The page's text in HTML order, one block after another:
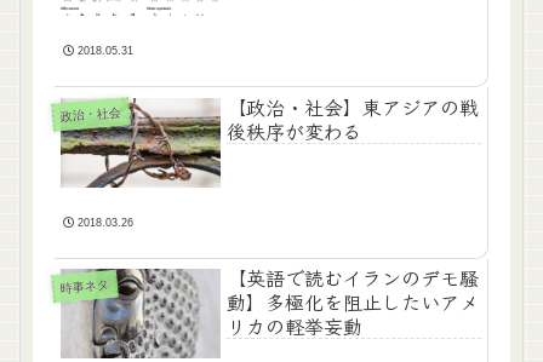
2018.05.31
政治・社会
【政治・社会】東アジアの戦
後秩序が変わる
2018.03.26
時事ネタ
【英語で読むイランのデモ騒
動】多極化を阻止したいアメ
リカの軽挙妄動